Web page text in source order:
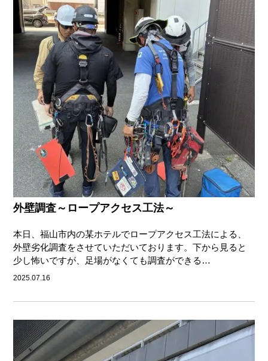
外壁調査～ロープアクセス工法～
本日、福山市内の某ホテルでロープアクセス工法による、
外壁劣化調査をさせていただいております。下から見ると
少し怖いですが、足場がなくても調査ができる…
2025.07.16